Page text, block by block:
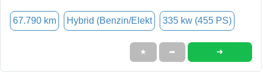
67.790 km Hybrid (Benzin/Elekt 335 kw (455 PS)
★ ➦ ➜